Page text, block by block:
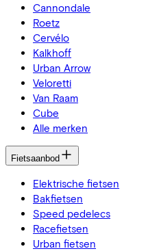
Cannondale
Roetz
Cervélo
Kalkhoff
Urban Arrow
Veloretti
Van Raam
Cube
Alle merken
Fietsaanbod
Elektrische fietsen
Bakfietsen
Speed pedelecs
Racefietsen
Urban fietsen